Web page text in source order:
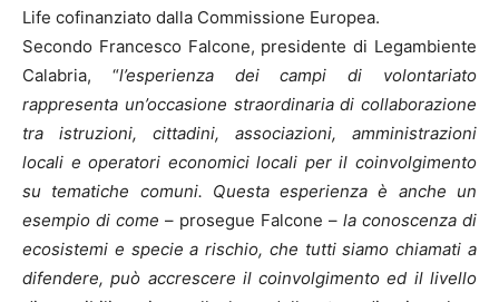
Life cofinanziato dalla Commissione Europea.
Secondo Francesco Falcone, presidente di Legambiente
Calabria, “l’esperienza dei campi di volontariato
rappresenta un’occasione straordinaria di collaborazione
tra istruzioni, cittadini, associazioni, amministrazioni
locali e operatori economici locali per il coinvolgimento
su tematiche comuni. Questa esperienza è anche un
esempio di come – prosegue Falcone – la conoscenza di
ecosistemi e specie a rischio, che tutti siamo chiamati a
difendere, può accrescere il coinvolgimento ed il livello